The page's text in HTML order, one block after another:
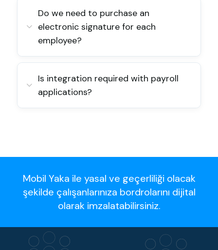
Do we need to purchase an
electronic signature for each
employee?
Is integration required with payroll
applications?
Mobil Yaka ile yasal ve geçerliliği olacak
şekilde çalışanlarınıza bordrolarını dijital
olarak imzalatabilirsiniz.